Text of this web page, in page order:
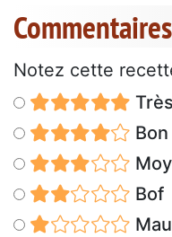
Commentaires
Notez cette
Bon
Bof